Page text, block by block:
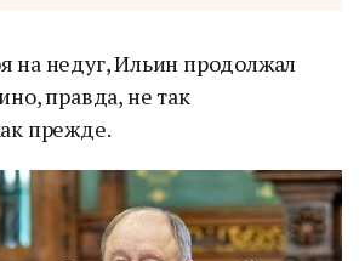
на недуг, Ильин продолжал
правда, не так
прежде.